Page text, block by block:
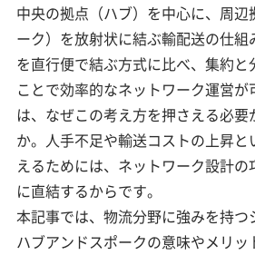
中央の拠点（ハブ）を中心に、周
ーク）を放射状に結ぶ輸配送の仕
を直行便で結ぶ方式に比べ、集約と
ことで効率的なネットワーク運営
は、なぜこの考え方を押さえる必要
か。人手不足や輸送コストの上昇
えるためには、ネットワーク設計
に直結するからです。
本記事では、物流分野に強みを持つ
ハブアンドスポークの意味やメリ